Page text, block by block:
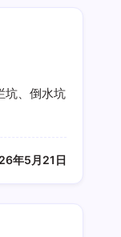
坑、倒水坑
年5月21日